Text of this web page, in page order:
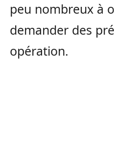
peu nombreux à
demander des
opération.